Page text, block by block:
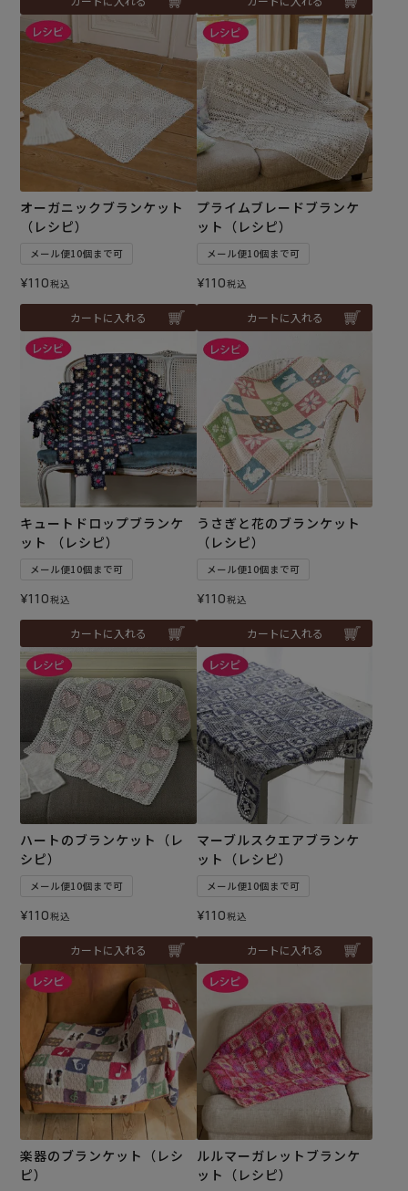
オーガニックブランケット
（レシピ）
メール便10個まで可
¥110税込
カートに入れる
プライムブレードブランケ
ット（レシピ）
メール便10個まで可
¥110税込
カートに入れる
キュートドロップブランケ
ット （レシピ）
メール便10個まで可
¥110税込
カートに入れる
うさぎと花のブランケット
（レシピ）
メール便10個まで可
¥110税込
カートに入れる
ハートのブランケット（レ
シピ）
メール便10個まで可
¥110税込
カートに入れる
マーブルスクエアブランケ
ット（レシピ）
メール便10個まで可
¥110税込
カートに入れる
楽器のブランケット（レシ
ピ）
ルルマーガレットブランケ
ット（レシピ）